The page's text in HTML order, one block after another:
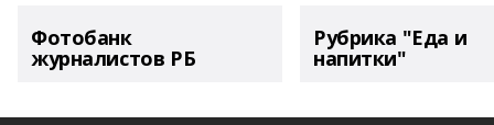
Фотобанк
журналистов РБ
Рубрика "Еда и
напитки"